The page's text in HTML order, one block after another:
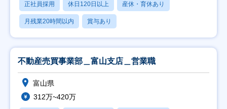
正社員採用 休日120日以上 産休・育休あり
月残業20時間以内 賞与あり
不動産売買事業部＿富山支店＿営業職
富山県
312万~420万